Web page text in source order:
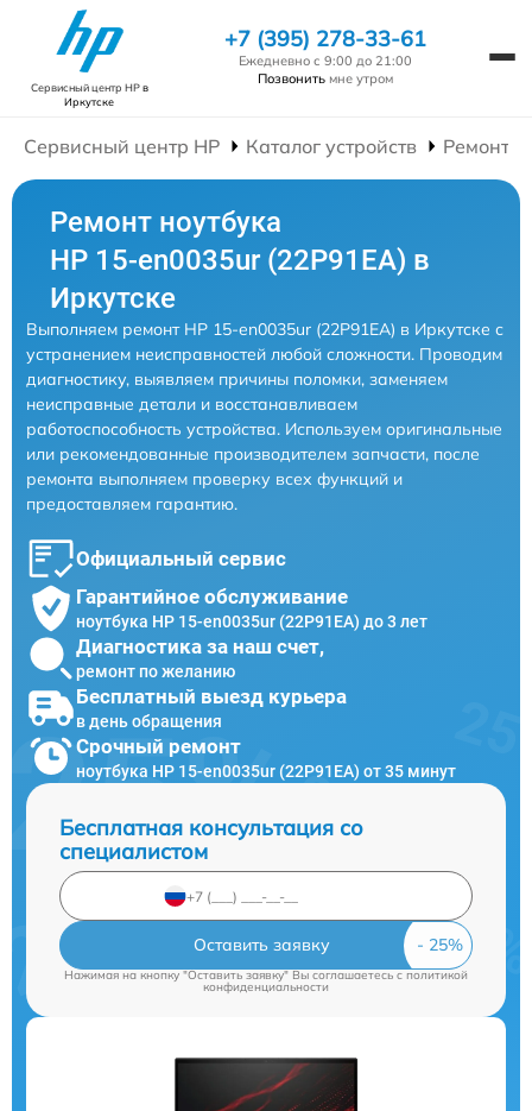
Сервисный центр HPв
Иркутске
+7 (395) 278-33-61
Ежедневно с 9:00 до 21:00
Позвонить мне утром
Сервисный центр HP Каталог устройств Ремонт
Ремонт ноутбука
HP 15-en0035ur (22P91EA) в
Иркутске
Выполняем ремонт HP 15-en0035ur (22P91EA) в Иркутске с
устранением неисправностей любой сложности. Проводим
диагностику, выявляем причины поломки, заменяем
неисправные детали и восстанавливаем
работоспособность устройства. Используем оригинальные
или рекомендованные производителем запчасти, после
ремонта выполняем проверку всех функций и
предоставляем гарантию.
Официальный сервис
Гарантийное обслуживание
ноутбука HP 15-en0035ur (22P91EA) до 3 лет
Диагностика за наш счет,
ремонт по желанию
Бесплатный выезд курьера
в день обращения
Срочный ремонт
ноутбука HP 15-en0035ur (22P91EA) от 35 минут
Бесплатная консультация со
специалистом
Оставить заявку
Нажимая на кнопку "Оставить заявку" Вы соглашаетесь cполитикой
конфиденциальности